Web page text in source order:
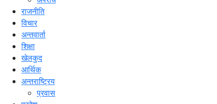
राजनीति
विचार
अन्तवार्ता
शिक्षा
खेलकुद
आर्थिक
अन्तराष्ट्रिय
प्रवास